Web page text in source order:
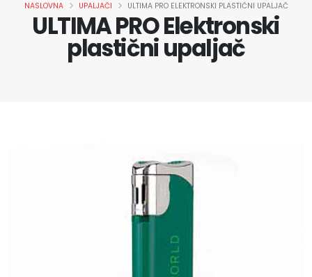
ULTIMA PRO Elektronski
plastični upaljač
NASLOVNA UPALJAČI ULTIMA PRO ELEKTRONSKI PLASTIČNI UPALJAČ